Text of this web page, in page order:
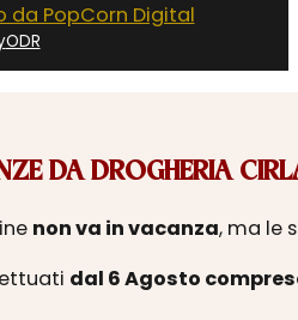
da PopCorn Digital
ODR
DA DROGHERIA
non va in vacanza, ma le
dal 6 Agosto